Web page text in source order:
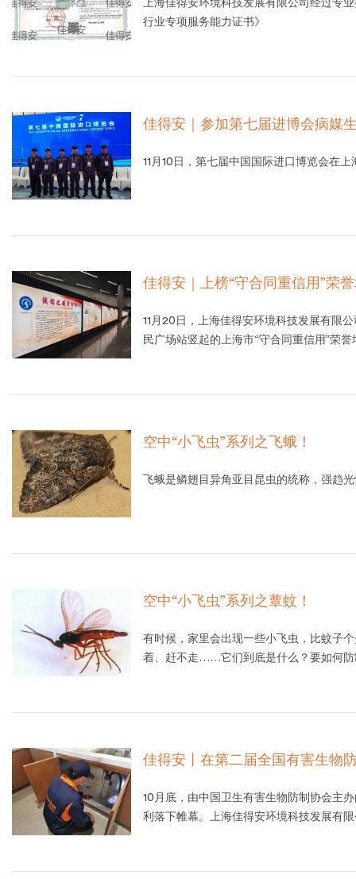
上海佳得安环境科技发展有限公司经过专
行业专项服务能力证书》
佳得安｜参加第七届进博会病媒
11月10日，第七届中国国际进口博览会在上
佳得安｜上榜“守合同重信用”荣
11月20日，上海佳得安环境科技发展有限
民广场站竖起的上海市“守合同重信用”荣誉
空中“小飞虫”系列之飞蛾！
飞蛾是鳞翅目异角亚目昆虫的统称，强趋
空中“小飞虫”系列之蕈蚊！
有时候，家里会出现一些小飞虫，比蚊子
着、赶不走……它们到底是什么？要如何防
佳得安丨在第二届全国有害生物
10月底，由中国卫生有害生物防制协会主
利落下帷幕。上海佳得安环境科技发展有